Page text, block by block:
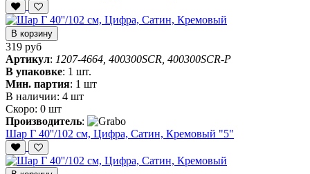
В корзину
319 руб
Артикул: 1207-4664, 400300SCR, 400300SCR-P
В упаковке: 1 шт.
Мин. партия: 1 шт
В наличии: 4 шт
Скоро: 0 шт
Производитель:
Шар Г 40''/102 см, Цифра, Сатин, Кремовый "5"